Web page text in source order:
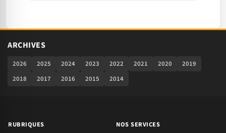
ARCHIVES
2026 2025 2024 2023 2022 2021 2020
2019
2018
2017 2016 2015 2014
RUBRIQUES
NOS SERVICES